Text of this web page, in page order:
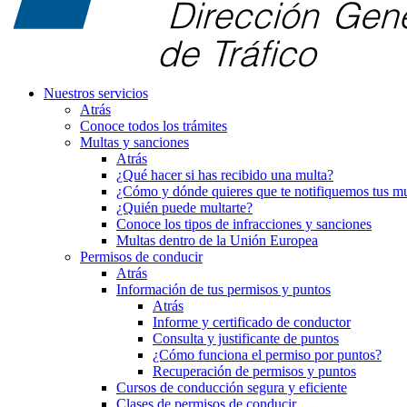
Nuestros servicios
Atrás
Conoce todos los trámites
Multas y sanciones
Atrás
¿Qué hacer si has recibido una multa?
¿Cómo y dónde quieres que te notifiquemos tus
¿Quién puede multarte?
Conoce los tipos de infracciones y sanciones
Multas dentro de la Unión Europea
Permisos de conducir
Atrás
Información de tus permisos y puntos
Atrás
Informe y certificado de conductor
Consulta y justificante de puntos
¿Cómo funciona el permiso por puntos?
Recuperación de permisos y puntos
Cursos de conducción segura y eficiente